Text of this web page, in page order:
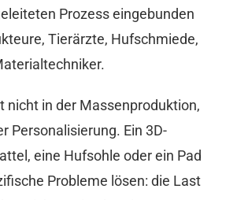
Prozess eingebunden
Tierärzte, Hufschmiede,
nicht in der Massenproduktion,
Personalisierung. Ein 3D-
eine Hufsohle oder ein Pad
Probleme lösen: die Last